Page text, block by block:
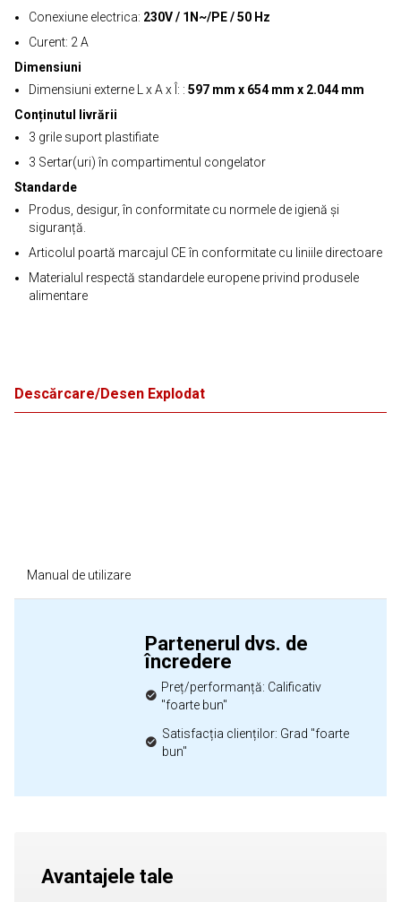
Conexiune electrica: 230V / 1N~/PE / 50 Hz
Curent: 2 A
Dimensiuni
Dimensiuni externe L x A x Î: : 597 mm x 654 mm x 2.044 mm
Conținutul livrării
3 grile suport plastifiate
3 Sertar(uri) în compartimentul congelator
Standarde
Produs, desigur, în conformitate cu normele de igienă și
siguranță.
Articolul poartă marcajul CE în conformitate cu liniile directoare
Materialul respectă standardele europene privind produsele
alimentare
Descărcare/Desen Explodat
Manual de utilizare
Partenerul dvs. de
încredere
Preț/performanță: Calificativ
"foarte bun"
Satisfacția clienților: Grad "foarte
bun"
Avantajele tale